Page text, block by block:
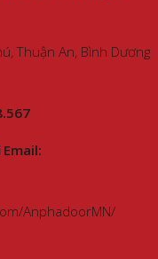
Thuận An, Bình Dương
Email:
AnphadoorMN/